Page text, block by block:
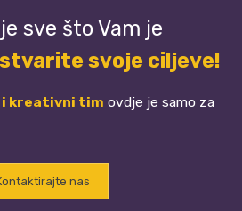
sve što Vam je
svoje ciljeve!
kreativni tim ovdje je samo za
nas